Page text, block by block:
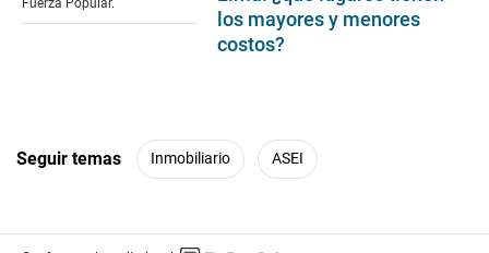
seconds
Fuerza Popular.
los mayores y menores
costos?
Seguir temas Inmobiliario ASEI